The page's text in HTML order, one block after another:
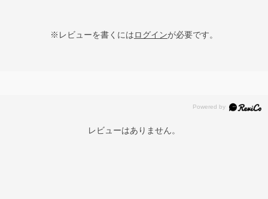
※レビューを書くにはログインが必要です。
レビューはありません。